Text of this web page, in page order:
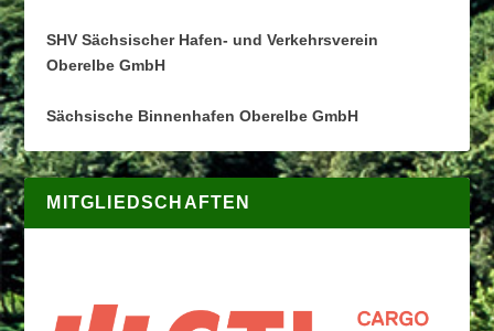
SHV Sächsischer Hafen- und Verkehrsverein
Oberelbe GmbH
Sächsische Binnenhafen Oberelbe GmbH
MITGLIEDSCHAFTEN